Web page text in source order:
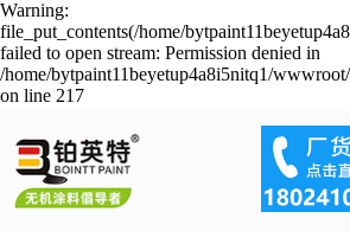
Warning:
file_put_contents(/home/
failed to open stream: Permission denied in
/home/bytpaint11beyetup4a8i5nitq1/
on line 217